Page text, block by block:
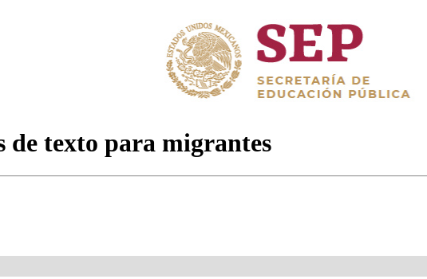
de texto para migrantes